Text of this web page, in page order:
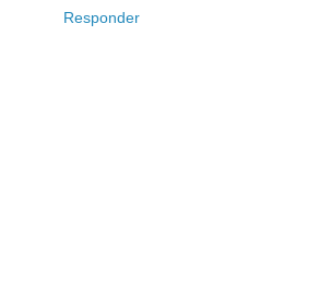
Responder